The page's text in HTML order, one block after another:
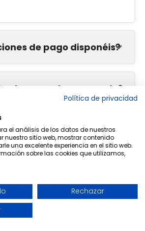
de pago disponéis?
antes de comprarlo?
de devolución?
Política de privacidad
el análisis de los datos de nuestros
nuestro sitio web, mostrar contenido
una excelente experiencia en el sitio web.
sobre las cookies que utilizamos,
Rechazar